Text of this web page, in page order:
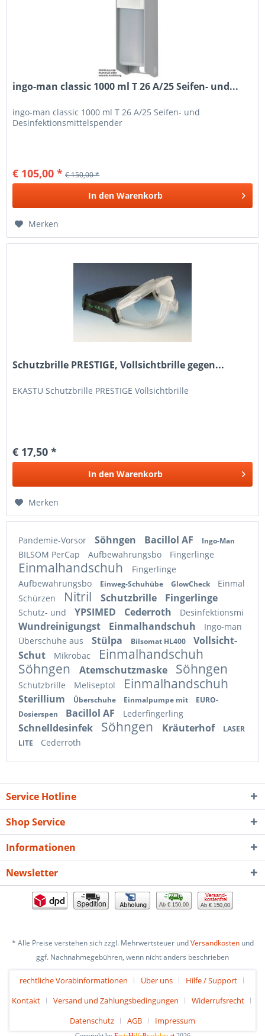
ingo-man classic 1000 ml T 26 A/25 Seifen- und...
ingo-man classic 1000 ml T 26 A/25 Seifen- und
Desinfektionsmittelspender
€ 105,00 * € 150,00 *
In den Warenkorb
Merken
Schutzbrille PRESTIGE, Vollsichtbrille gegen...
EKASTU Schutzbrille PRESTIGE Vollsichtbrille
€ 17,50 *
In den Warenkorb
Merken
Pandemie-Vorsor Söhngen Bacillol AF Ingo-Man
BILSOM PerCap Aufbewahrungsbo Fingerlinge
Einmalhandschuh
Fingerlinge
Aufbewahrungsbo
Einweg-Schuhübe GlowCheck
Einmal
Schürzen
Nitril Schutzbrille Fingerlinge
Schutz- und YPSIMED Cederroth Desinfektionsmi
Wundreinigungst Einmalhandschuh
Ingo-man
Überschuhe aus
Stülpa Bilsomat HL400
Vollsicht-
Schut
Mikrobac
Einmalhandschuh
Söhngen
Atemschutzmaske Söhngen
Schutzbrille Meliseptol Einmalhandschuh
Sterillium Überschuhe Einmalpumpe mit
EURO-
Dosierspen
Bacillol AF Lederfingerling
Schnelldesinfek Söhngen Kräuterhof
LASER
LITE
Cederroth
Service Hotline
Shop Service
Informationen
Newsletter
Ab € 150,00 Ab € 150,00
* Alle Preise verstehen sich zzgl. Mehrwertsteuer undVersandkostenund
ggf. Nachnahmegebühren, wenn nicht anders beschrieben
rechtliche Vorabinformationen Über uns
Hilfe / Support
Kontakt
Versand und Zahlungsbedingungen
Widerrufsrecht
Datenschutz
AGB Impressum